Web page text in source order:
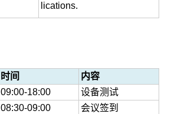
lications.
时间
内容
09:00-18:00 设备测试
08:30-09:00
会议签到